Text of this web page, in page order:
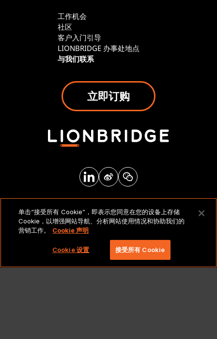
工作机会
社区
客户入门引导
LIONBRIDGE 办事处地点
与我们联系
立即订购
法律声明和政策
版权所有 2026 北京莱博智环球科技有限公司。保留所有
权利。
单击“接受所有 Cookie”，即表示您同意在您的设备上存储
Cookie，以增强网站导航、分析网站使用情况和协助我们的
营销工作。
Cookie 声明
Cookie 设置 接受所有 Cookie